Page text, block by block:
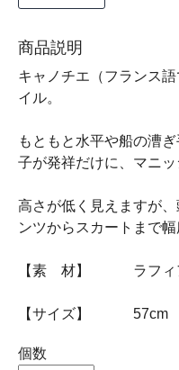
商品説明
キャノチエ（フランス
イル。
もともと水平や船の漕
子が発祥だけに、マニッ
高さが低く見えますが
ンツからスカートまで幅
【素 材】 ラフィ
【サイズ】 57cm
個数